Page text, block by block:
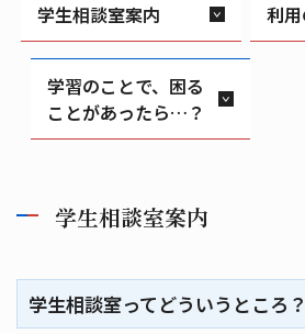
学生相談室案内 利
学習のことで、困る
ことがあったら…？
学生相談室案内
学生相談室ってどういうところ？